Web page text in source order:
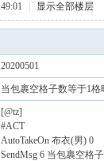
显示全部楼层
20200501
当包裹空格子数等于1格
[@tz]
#ACT
AutoTakeOn 布衣(男) 0
SendMsg 6 当包裹空格